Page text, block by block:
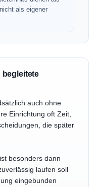
als eigener
begleitete
auch ohne
Einrichtung oft Zeit,
die später
besonders dann
laufen soll
eingebunden